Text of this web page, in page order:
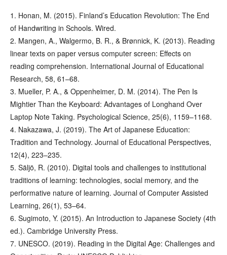
1. Honan, M. (2015). Finland’s Education Revolution: The End
of Handwriting in Schools. Wired.
2. Mangen, A., Walgermo, B. R., & Brønnick, K. (2013). Reading
linear texts on paper versus computer screen: Effects on
reading comprehension. International Journal of Educational
Research, 58, 61–68.
3. Mueller, P. A., & Oppenheimer, D. M. (2014). The Pen Is
Mightier Than the Keyboard: Advantages of Longhand Over
Laptop Note Taking. Psychological Science, 25(6), 1159–1168.
4. Nakazawa, J. (2019). The Art of Japanese Education:
Tradition and Technology. Journal of Educational Perspectives,
12(4), 223–235.
5. Säljö, R. (2010). Digital tools and challenges to institutional
traditions of learning: technologies, social memory, and the
performative nature of learning. Journal of Computer Assisted
Learning, 26(1), 53–64.
6. Sugimoto, Y. (2015). An Introduction to Japanese Society (4th
ed.). Cambridge University Press.
7. UNESCO. (2019). Reading in the Digital Age: Challenges and